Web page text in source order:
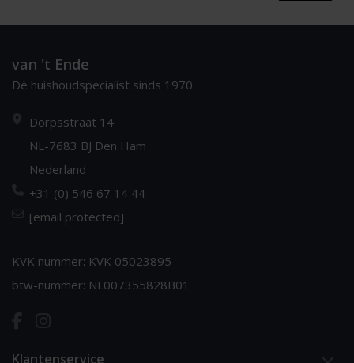
van 't Ende
Dè huishoudspecialist sinds 1970
Dorpsstraat 14
NL-7683 BJ Den Ham
Nederland
+31 (0) 546 67 14 44
[email protected]
KVK nummer: KVK 05023895
btw-nummer: NL007355828B01
Klantenservice